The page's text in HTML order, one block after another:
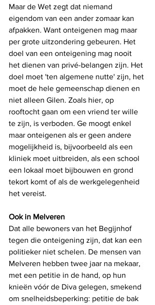
Maar de Wet zegt dat niemand
eigendom van een ander zomaar kan
afpakken. Want onteigenen mag maar
per grote uitzondering gebeuren. Het
doel van een onteigening mag nooit
het dienen van privé-belangen zijn. Het
doel moet 'ten algemene nutte' zijn, het
moet de hele gemeenschap dienen en
niet alleen Gilen. Zoals hier, op
rooftocht gaan om een vriend ter wille
te zijn, is verboden. Ge moogt enkel
maar onteigenen als er geen andere
mogelijkheid is, bijvoorbeeld als een
kliniek moet uitbreiden, als een school
een lokaal moet bijbouwen en grond
tekort komt of als de werkgelegenheid
het vereist.
Ook in Melveren
Dat alle bewoners van het Begijnhof
tegen die onteigening zijn, dat kan een
politieker niet schelen. De mensen van
Melveren hebben twee jaar na mekaar,
met een petitie in de hand, op hun
knieën vóór de Diva gelegen, smekend
om snelheidsbeperking: petitie de bak